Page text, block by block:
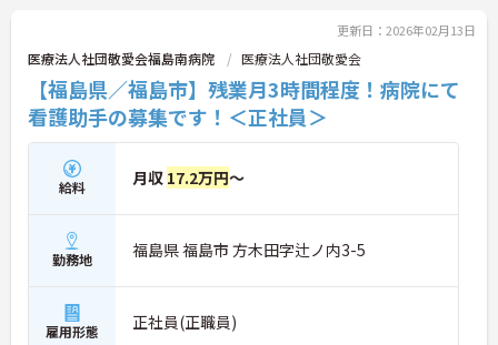
更新日：2026年02月13日
医療法人社団敬愛会福島南病院 医療法人社団敬愛会
【福島県／福島市】残業月3時間程度！病院にて
看護助手の募集です！＜正社員＞
給料 月収 17.2万円～
勤務地 福島県 福島市 方木田字辻ノ内3-5
雇用形態 正社員(正職員)